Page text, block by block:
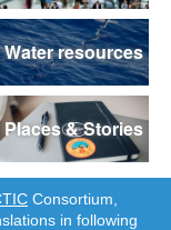
Water resources
Places & Stories
Consortium,
in following